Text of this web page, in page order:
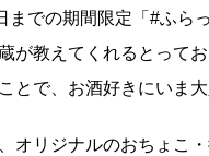
までの期間限定「#ふら
が教えてくれるとって
とで、お酒好きにいま大
オリジナルのおちょこ